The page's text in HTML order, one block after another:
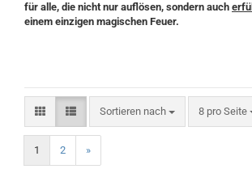
für alle, die nicht nur auflösen, sondern auch
einem einzigen magischen Feuer.
Sortieren nach
Sortieren nach 8 pro Seite
pro Seite
1 2 »